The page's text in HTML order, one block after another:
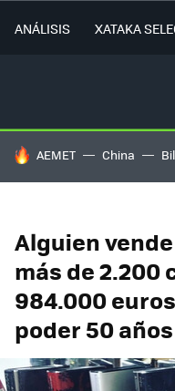
ANÁLISIS XATAKA
HOY SE HABLA DE
AEMET China
Alguien
más de 2.200
984.000
poder 50